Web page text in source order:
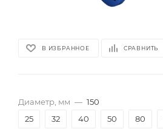
В ИЗБРАННОЕ СРАВНИТЬ
Диаметр, мм — 150
25
32 40 50 80